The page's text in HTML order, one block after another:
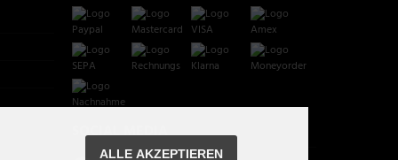
SOCIAL MEDIA
ALLE AKZEPTIEREN